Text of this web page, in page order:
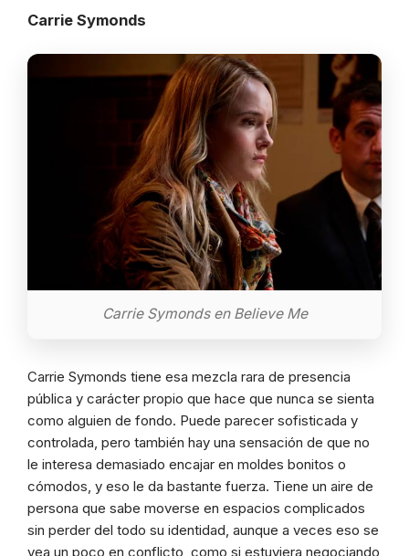
Carrie Symonds
Carrie Symonds en Believe Me
Carrie Symonds tiene esa mezcla rara de presencia
pública y carácter propio que hace que nunca se sienta
como alguien de fondo. Puede parecer sofisticada y
controlada, pero también hay una sensación de que no
le interesa demasiado encajar en moldes bonitos o
cómodos, y eso le da bastante fuerza. Tiene un aire de
persona que sabe moverse en espacios complicados
sin perder del todo su identidad, aunque a veces eso se
vea un poco en conflicto, como si estuviera negociando